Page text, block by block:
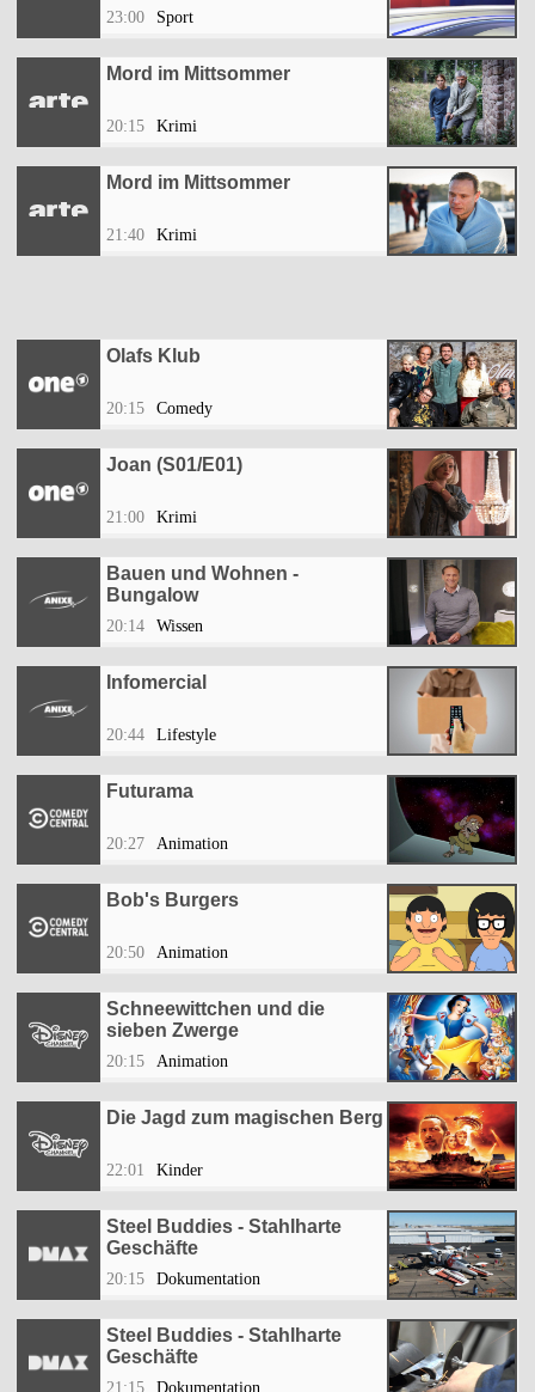
23:00 Sport
Mord im Mittsommer
20:15 Krimi
Mord im Mittsommer
21:40 Krimi
Olafs Klub
20:15 Comedy
Joan (S01/E01)
21:00 Krimi
Bauen und Wohnen -
Bungalow
20:14 Wissen
Infomercial
20:44 Lifestyle
Futurama
20:27 Animation
Bob's Burgers
20:50 Animation
Schneewittchen und die
sieben Zwerge
20:15 Animation
Die Jagd zum magischen Berg
22:01 Kinder
Steel Buddies - Stahlharte
Geschäfte
20:15 Dokumentation
Steel Buddies - Stahlharte
Geschäfte
21:15 Dokumentation